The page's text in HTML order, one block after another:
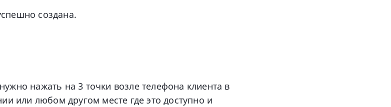
создана.
нажать на 3 точки возле телефона клиента в
или любом другом месте где это доступно и